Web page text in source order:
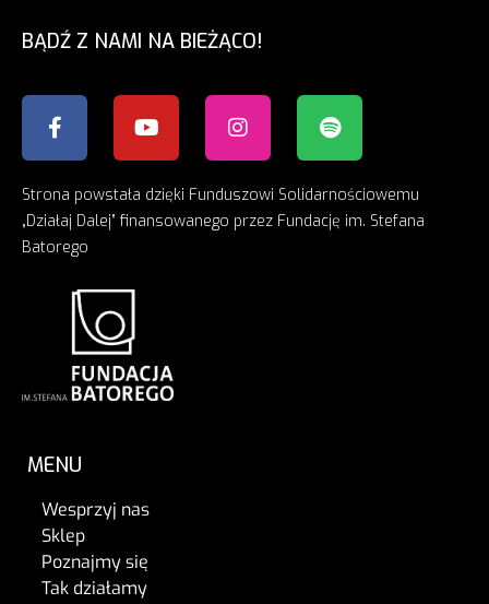
BĄDŹ Z NAMI NA BIEŻĄCO!
Strona powstała dzięki Funduszowi Solidarnościowemu
„Działaj Dalej” finansowanego przez Fundację im. Stefana
Batorego
MENU
Wesprzyj nas
Sklep
Poznajmy się
Tak działamy